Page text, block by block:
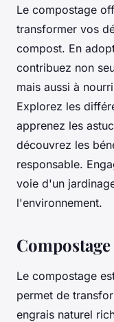
Le compostage
transformer vos
compost. En
contribuez non
mais aussi à
Explorez les
apprenez les
découvrez les
responsable.
voie d'un
l'environnement.
Le compostage
permet de
engrais naturel